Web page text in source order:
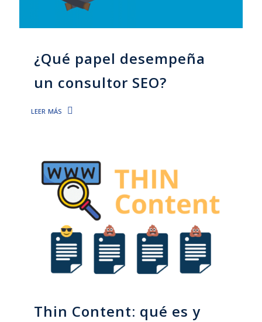
¿Qué papel desempeña
un consultor SEO?
leer más
Thin Content: qué es y